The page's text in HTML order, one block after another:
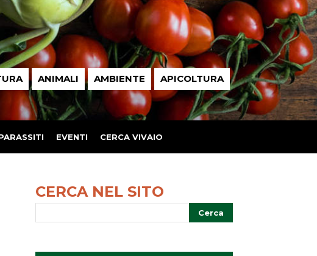
ANIMALI AMBIENTE APICOLTURA
EVENTI CERCA VIVAIO
CERCA NEL SITO